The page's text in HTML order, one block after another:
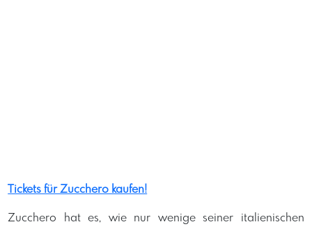
Tickets für Zucchero kaufen!
Zucchero hat es, wie nur wenige seiner italienischen